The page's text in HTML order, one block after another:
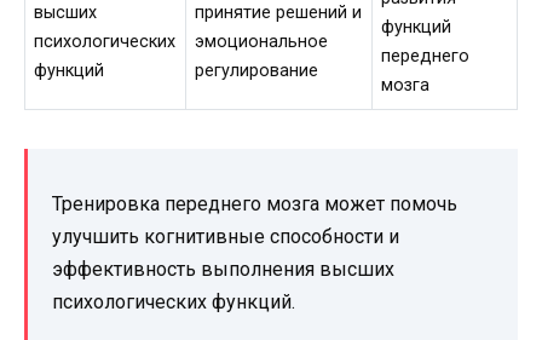
высших
психологических
функций
принятие решений и
эмоциональное
регулирование
функций
переднего
мозга
Тренировка переднего мозга может помочь
улучшить когнитивные способности и
эффективность выполнения высших
психологических функций.